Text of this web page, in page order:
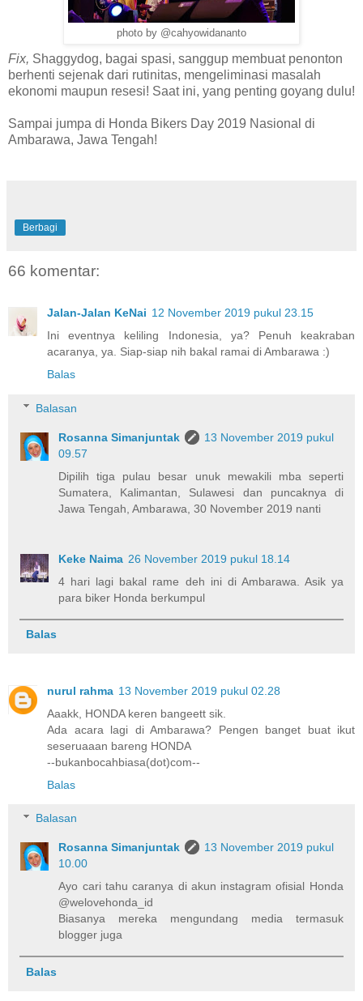
photo by @cahyowidananto
Fix, Shaggydog, bagai spasi, sanggup membuat penonton
berhenti sejenak dari rutinitas, mengeliminasi masalah
ekonomi maupun resesi! Saat ini, yang penting goyang dulu!
Sampai jumpa di Honda Bikers Day 2019 Nasional di
Ambarawa, Jawa Tengah!
Berbagi
66 komentar:
Jalan-Jalan KeNai 12 November 2019 pukul 23.15
Ini eventnya keliling Indonesia, ya? Penuh keakraban
acaranya, ya. Siap-siap nih bakal ramai di Ambarawa :)
Balas
Balasan
Rosanna Simanjuntak
13 November 2019 pukul
09.57
Dipilih tiga pulau besar unuk mewakili mba seperti
Sumatera, Kalimantan, Sulawesi dan puncaknya di
Jawa Tengah, Ambarawa, 30 November 2019 nanti
Keke Naima 26 November 2019 pukul 18.14
4 hari lagi bakal rame deh ini di Ambarawa. Asik ya
para biker Honda berkumpul
Balas
nurul rahma 13 November 2019 pukul 02.28
Aaakk, HONDA keren bangeett sik.
Ada acara lagi di Ambarawa? Pengen banget buat ikut
seseruaaan bareng HONDA
--bukanbocahbiasa(dot)com--
Balas
Balasan
Rosanna Simanjuntak
13 November 2019 pukul
10.00
Ayo cari tahu caranya di akun instagram ofisial Honda
@welovehonda_id
Biasanya mereka mengundang media termasuk
blogger juga
Balas